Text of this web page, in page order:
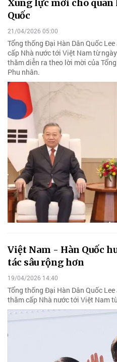
Xung lực mới cho
Quốc
21/04/2026 05:00
Tổng thống Đại Hàn Dân Quốc
cấp Nhà nước tới Việt Nam từ
thăm diễn ra theo lời mời của
Phu nhân.
Việt Nam - Hàn Quốc
tác sâu rộng hơn
19/04/2026 14:40
Tổng thống Đại Hàn Dân Quốc
thăm cấp Nhà nước tới Việt Nam